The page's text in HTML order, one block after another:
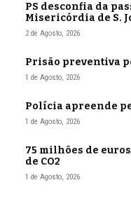
PS desconfia da
Misericórdia de S.
2 de Agosto, 2026
Prisão preventiva
1 de Agosto, 2026
Polícia apreende
1 de Agosto, 2026
75 milhões de
de CO2
1 de Agosto, 2026